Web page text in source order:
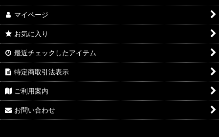
WORKING!!
ワンパンマン
5→9〜私に恋したお坊さん〜
私がモテないのはどう考えてもお前らが悪い!
ワンダーエッグ・プライオリティ
ONE PIECE STAMPEDE
マイページ
お気に入り
最近チェックしたアイテム
特定商取引法表示
ご利用案内
お問い合わせ